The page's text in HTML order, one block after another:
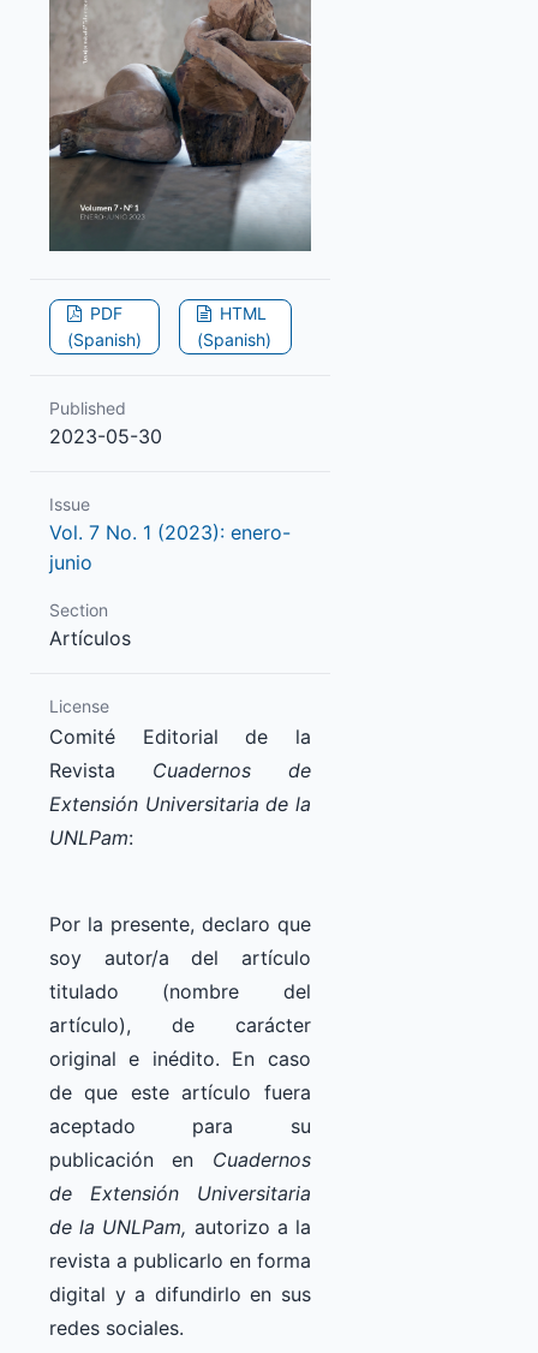
PDF
(Spanish)
HTML
(Spanish)
Published
2023-05-30
Issue
Vol. 7 No. 1 (2023): enero-
junio
Section
Artículos
License
Comité Editorial de la
Revista Cuadernos de
Extensión Universitaria de la
UNLPam:
Por la presente, declaro que
soy autor/a del artículo
titulado (nombre del
artículo), de carácter
original e inédito. En caso
de que este artículo fuera
aceptado para su
publicación en Cuadernos
de Extensión Universitaria
de la UNLPam, autorizo a la
revista a publicarlo en forma
digital y a difundirlo en sus
redes sociales.